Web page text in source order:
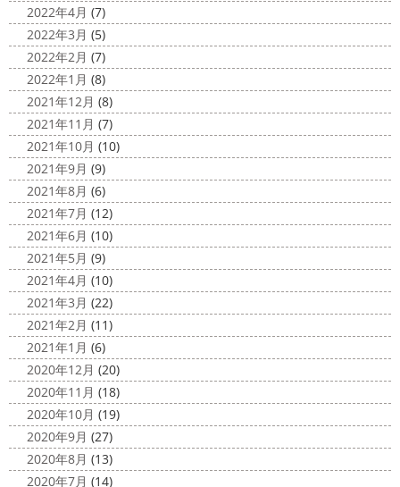
2022年4月 (7)
2022年3月 (5)
2022年2月 (7)
2022年1月 (8)
2021年12月 (8)
2021年11月 (7)
2021年10月 (10)
2021年9月 (9)
2021年8月 (6)
2021年7月 (12)
2021年6月 (10)
2021年5月 (9)
2021年4月 (10)
2021年3月 (22)
2021年2月 (11)
2021年1月 (6)
2020年12月 (20)
2020年11月 (18)
2020年10月 (19)
2020年9月 (27)
2020年8月 (13)
2020年7月 (14)